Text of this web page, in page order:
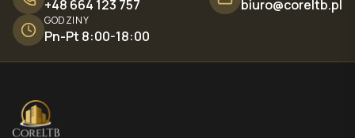
+48 664 123 757 biuro@coreltb.pl
GODZINY
Pn-Pt 8:00-18:00